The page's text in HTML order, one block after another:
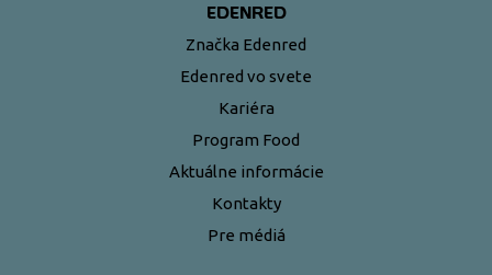
EDENRED
Značka Edenred
Edenred vo svete
Kariéra
Program Food
Aktuálne informácie
Kontakty
Pre médiá